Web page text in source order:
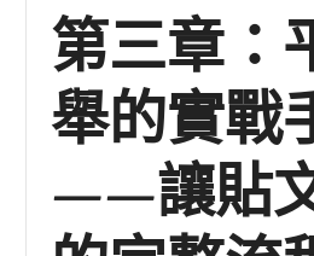
第三章：
舉的實戰
——讓貼